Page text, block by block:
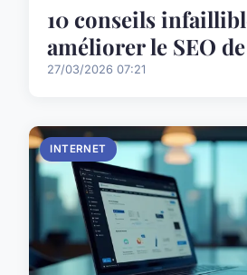
10 conseils
améliorer le SEO
27/03/2026 07:21
INTERNET